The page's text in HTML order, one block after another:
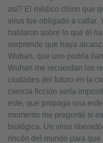
así? El médico chino que
virus fue obligado a callar.
hablaron sobre lo que él
sorprende que haya
Wuhan, que uno podría
Wuhan me recuerdan las
ciudades del futuro en la
ciencia ficción sería
este, que propaga una
momento me pregunté si
biológica. Un virus
rincón del mundo para